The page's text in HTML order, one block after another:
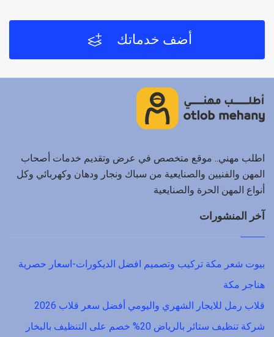
أضف خدماتك
اطلب مهني.. موقع متخصص في عرض وتقديم خدمات أصحاب
المهن والفنيين والصنايعية من سباك ونجار ودهان وكهربائي وكل
أنواع المهن الحرة والصنايعية
آخر المنشورات
بيوت شعر مكة تركيب وتصميم افضل الديكورات-اسعار حصرية
هناجر مكة
قلاب رمل للايجار الشهري واليومي أفضل سعر قلاب 2026
شركة تنظيف ستائر بالرياض 20% خصم على التنظيف بالبخار